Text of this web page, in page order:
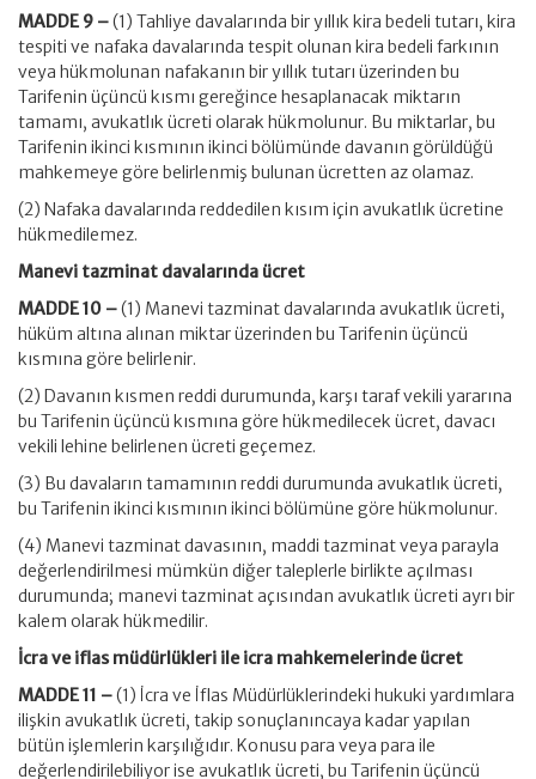
MADDE 9 –(1) Tahliye davalarında bir yıllık kira bedeli tutarı, kira
tespiti ve nafaka davalarında tespit olunan kira bedeli farkının
veya hükmolunan nafakanın bir yıllık tutarı üzerinden bu
Tarifenin üçüncü kısmı gereğince hesaplanacak miktarın
tamamı, avukatlık ücreti olarak hükmolunur. Bu miktarlar, bu
Tarifenin ikinci kısmının ikinci bölümünde davanın görüldüğü
mahkemeye göre belirlenmiş bulunan ücretten az olamaz.
(2) Nafaka davalarında reddedilen kısım için avukatlık ücretine
hükmedilemez.
Manevi tazminat davalarında ücret
MADDE 10 –(1) Manevi tazminat davalarında avukatlık ücreti,
hüküm altına alınan miktar üzerinden bu Tarifenin üçüncü
kısmına göre belirlenir.
(2) Davanın kısmen reddi durumunda, karşı taraf vekili yararına
bu Tarifenin üçüncü kısmına göre hükmedilecek ücret, davacı
vekili lehine belirlenen ücreti geçemez.
(3) Bu davaların tamamının reddi durumunda avukatlık ücreti,
bu Tarifenin ikinci kısmının ikinci bölümüne göre hükmolunur.
(4) Manevi tazminat davasının, maddi tazminat veya parayla
değerlendirilmesi mümkün diğer taleplerle birlikte açılması
durumunda; manevi tazminat açısından avukatlık ücreti ayrı bir
kalem olarak hükmedilir.
İcra ve iflas müdürlükleri ile icra mahkemelerinde ücret
MADDE 11 –(1) İcra ve İflas Müdürlüklerindeki hukuki yardımlara
ilişkin avukatlık ücreti, takip sonuçlanıncaya kadar yapılan
bütün işlemlerin karşılığıdır. Konusu para veya para ile
değerlendirilebiliyor ise avukatlık ücreti, bu Tarifenin üçüncü